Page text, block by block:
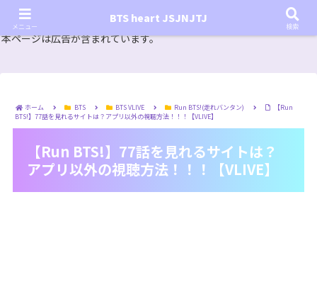
『In the SOOP BTS ver.』シーズン2放送決定！いつから始まる？インザスープの放送開始日・視聴
方法は？【In the SOOP BTS ver. Season 2】
本ページは広告が含まれています。
ホーム BTS BTS VLIVE Run BTS!(走れバンタン)
【Run
BTS!】77話を見れるサイトは？アプリ以外の視聴方法！！！【VLIVE】
【Run BTS!】77話を見れるサイトは？
アプリ以外の視聴方法！！！【VLIVE】
メニュー
BTS heart JSJNJTJ
検索